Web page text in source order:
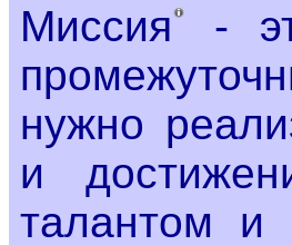
Миссия
-
нужно
и
талантом и